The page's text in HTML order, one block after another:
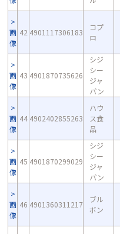
画
像
42 4901117306183
コプ
ロ
画
像
43 4901870735626
シジ
シー
ジャ
パン
画
像
44 4902402855263
ハウ
ス食
品
画
像
45 4901870299029
シジ
シー
ジャ
パン
画
像
46 4901360311217
ブル
ボン